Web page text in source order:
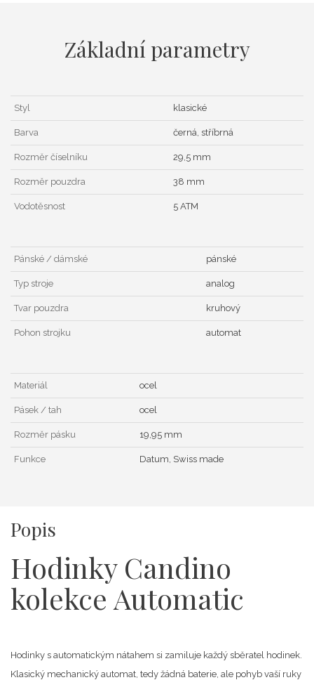
Základní parametry
Styl klasické
Barva černá, stříbrná
Rozměr číselníku 29,5 mm
Rozměr pouzdra 38 mm
Vodotěsnost 5 ATM
Pánské / dámské pánské
Typ stroje analog
Tvar pouzdra kruhový
Pohon strojku automat
Materiál ocel
Pásek / tah ocel
Rozměr pásku 19,95 mm
Funkce Datum, Swiss made
Popis
Hodinky Candino
kolekce Automatic
Hodinky s automatickým nátahem si zamiluje každý sběratel hodinek.
Klasický mechanický automat, tedy žádná baterie, ale pohyb vaší ruky